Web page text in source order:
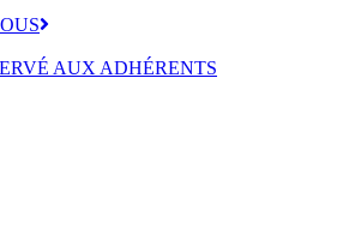
AUX ADHÉRENTS